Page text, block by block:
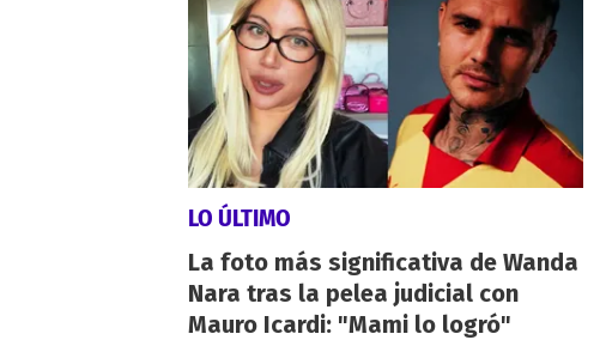
LO ÚLTIMO
La foto más significativa de Wanda
Nara tras la pelea judicial con
Mauro Icardi: "Mami lo logró"